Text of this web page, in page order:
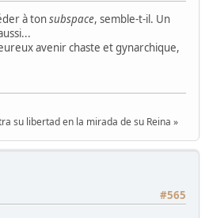
à tonsubspace, semble-t-il. Un
avenir chaste et gynarchique,
su libertad en la mirada de su Reina »
#565